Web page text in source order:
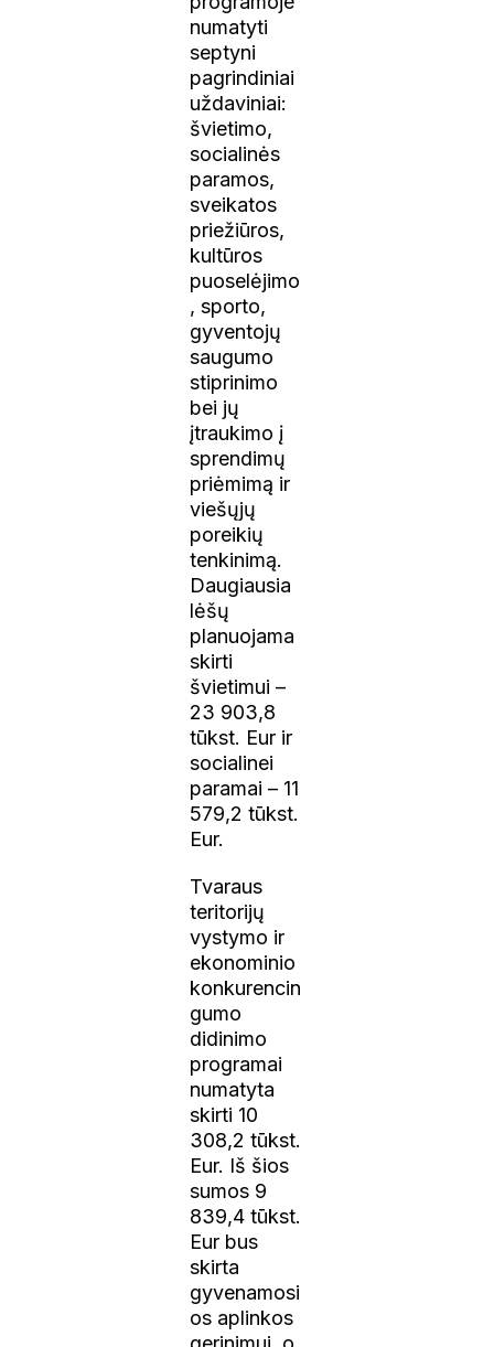
numatyti
septyni
pagrindiniai
uždaviniai:
švietimo,
socialinės
paramos,
sveikatos
priežiūros,
kultūros
puoselėjimo
, sporto,
gyventojų
saugumo
stiprinimo
bei jų
įtraukimo į
sprendimų
priėmimą ir
viešųjų
poreikių
tenkinimą.
Daugiausia
lėšų
planuojama
skirti
švietimui –
23 903,8
tūkst. Eur ir
socialinei
paramai – 11
579,2 tūkst.
Eur.
Tvaraus
teritorijų
vystymo ir
ekonominio
konkurencin
gumo
didinimo
programai
numatyta
skirti 10
308,2 tūkst.
Eur. Iš šios
sumos 9
839,4 tūkst.
Eur bus
skirta
gyvenamosi
os aplinkos